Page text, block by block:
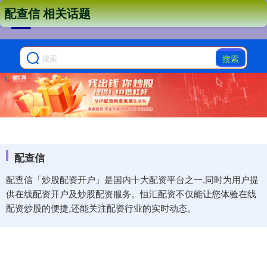
搜索
配查信
配查信「炒股配资开户」是国内十大配资平台之一,同时为用户提
供在线配资开户及炒股配资服务。恒汇配资不仅能让您体验在线
配资炒股的便捷,还能关注配资行业的实时动态。
配查信 相关话题